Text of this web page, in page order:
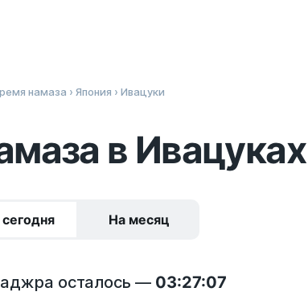
намаза › Япония › Ивацуки
в Ивацуках
На месяц
осталось — 03:27:07